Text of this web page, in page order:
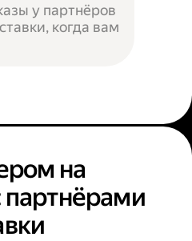
у партнёров
когда вам
на
партнёрами